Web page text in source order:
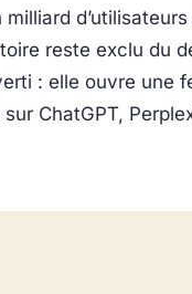
reste exclu du
: elle ouvre
ChatGPT,